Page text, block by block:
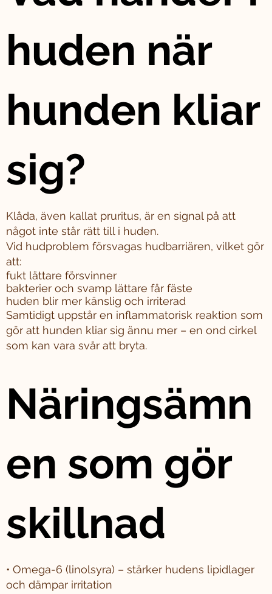
huden när
hunden kliar
sig?
Klåda, även kallat pruritus, är en signal på att
något inte står rätt till i huden.
Vid hudproblem försvagas hudbarriären, vilket gör
att:
fukt lättare försvinner
bakterier och svamp lättare får fäste
huden blir mer känslig och irriterad
Samtidigt uppstår en inflammatorisk reaktion som
gör att hunden kliar sig ännu mer – en ond cirkel
som kan vara svår att bryta.
Näringsämn
en som gör
skillnad
• Omega-6 (linolsyra) – stärker hudens lipidlager
och dämpar irritation